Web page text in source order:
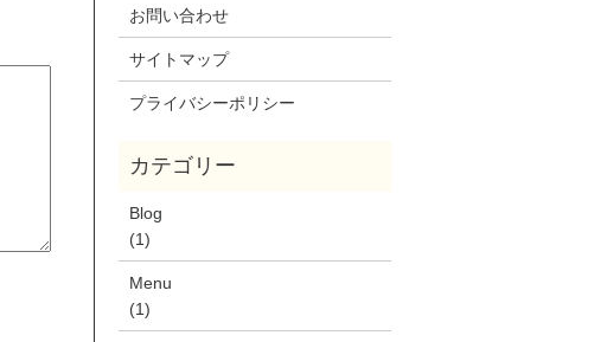
お問い合わせ
サイトマップ
プライバシーポリシー
Blog
(1)
Menu
(1)